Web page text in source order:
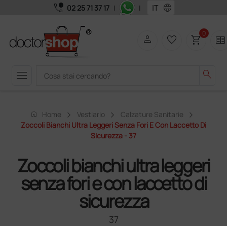
call_quality 02 25 71 37 17 | | language
menu search
person favorite_border shopping_cart0 two_pager
home Home Vestiario
Calzature Sanitarie
Zoccoli Bianchi Ultra Leggeri Senza Fori E Con Laccetto Di
Sicurezza - 37
Zoccoli bianchi ultra leggeri
senza fori e con laccetto di
sicurezza
37